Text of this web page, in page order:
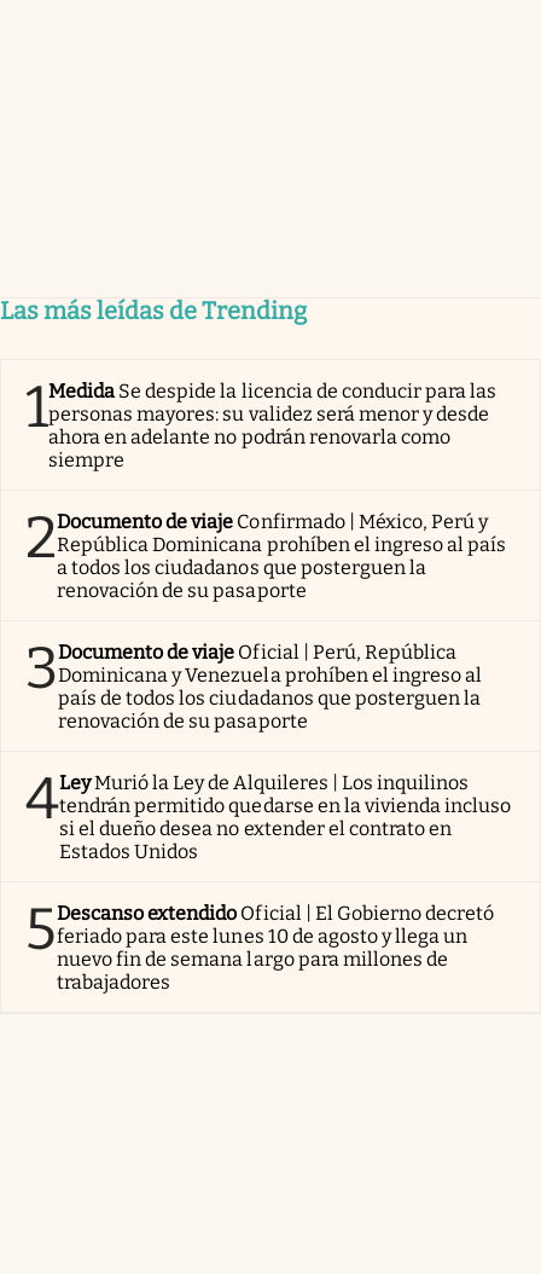
Las más leídas de Trending
1Medida Se despide la licencia de conducir para las
personas mayores: su validez será menor y desde
ahora en adelante no podrán renovarla como
siempre
2Documento de viaje Confirmado | México, Perú y
República Dominicana prohíben el ingreso al país
a todos los ciudadanos que posterguen la
renovación de su pasaporte
3Documento de viaje Oficial | Perú, República
Dominicana y Venezuela prohíben el ingreso al
país de todos los ciudadanos que posterguen la
renovación de su pasaporte
4LeyMurió la Ley de Alquileres | Los inquilinos
tendrán permitido quedarse en la vivienda incluso
si el dueño desea no extender el contrato en
Estados Unidos
5Descanso extendido Oficial | El Gobierno decretó
feriado para este lunes 10 de agosto y llega un
nuevo fin de semana largo para millones de
trabajadores